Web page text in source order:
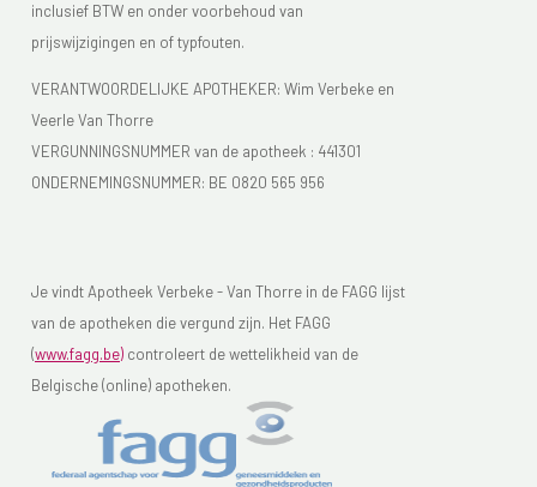
inclusief BTW en onder voorbehoud van
prijswijzigingen en of typfouten.
VERANTWOORDELIJKE APOTHEKER: Wim Verbeke en
Veerle Van Thorre
VERGUNNINGSNUMMER van de apotheek : 441301
ONDERNEMINGSNUMMER: BE 0820 565 956
Je vindt Apotheek Verbeke - Van Thorre in de FAGG lijst
van de apotheken die vergund zijn. Het FAGG
(www.fagg.be) controleert de wettelikheid van de
Belgische (online) apotheken.